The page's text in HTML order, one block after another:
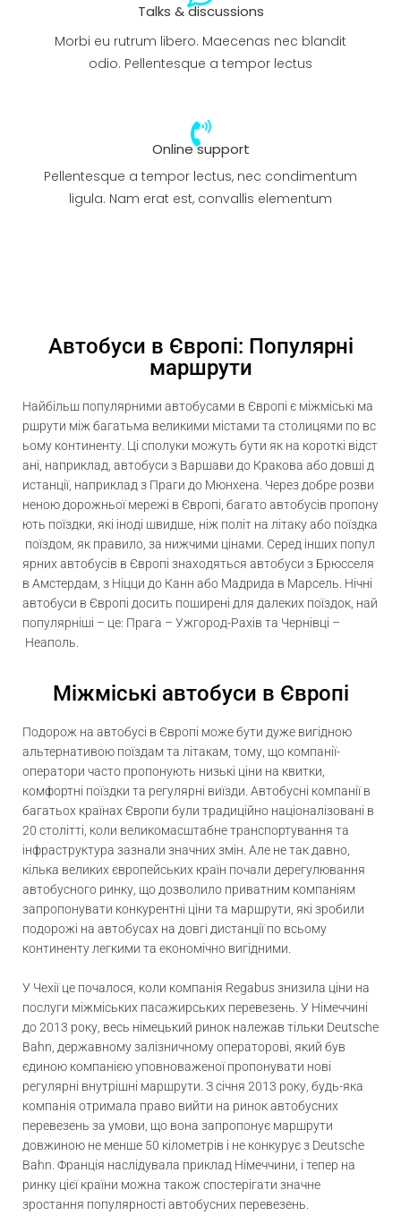
Talks & discussions
Morbi eu rutrum libero. Maecenas nec blandit
odio. Pellentesque a tempor lectus
Online support
Pellentesque a tempor lectus, nec condimentum
ligula. Nam erat est, convallis elementum
Автобуси в Європі: Популярні
маршрути
Найбільш популярними автобусами в Європі є міжміські ма
ршрути між багатьма великими містами та столицями по вс
ьому континенту Ці сполуки можуть бути як на короткі відст
ані наприклад автобуси з Варшави до Кракова або довші д
истанції, наприклад з Праги до Мюнхена Через добре розви
неною дорожньої мережі в Європі багатоавтобусів пропону
ють поїздки які іноді швидше ніж політ на літакуабо поїздка
поїздом як правило за нижчими цінами Серед інших попул
ярних автобусів в Європі знаходяться автобуси з Брюсселя
в Амстердам з Ніцци до Канн або Мадрида в Марсель Нічні
автобуси в Європі досить поширені для далеких поїздок най
популярніші – це: Прага – Ужгород-Рахів та Чернівці –
Неаполь
Міжміські автобуси в Європі
Подорож на автобусі в Європі може бути дуже вигідною
альтернативою поїздам та літакам, тому, що компанії-
оператори часто пропонують низькі ціни на квитки,
комфортні поїздки та регулярні виїзди. Автобусні компанії в
багатьох країнах Європи були традиційно націоналізовані в
20 столітті, коли великомасштабне транспортування та
інфраструктура зазнали значних змін. Але не так давно,
кілька великих європейських країн почали дерегулювання
автобусного ринку, що дозволило приватним компаніям
запропонувати конкурентні ціни та маршрути, які зробили
подорожі на автобусах на довгі дистанції по всьому
континенту легкими та економічно вигідними.
У Чехії це почалося, коли компанія Regabus знизила ціни на
послуги міжміських пасажирських перевезень. У Німеччині
до 2013 року, весь німецький ринок належав тільки Deutsche
Bahn, державному залізничному операторові, який був
єдиною компанією уповноваженої пропонувати нові
регулярні внутрішні маршрути. З січня 2013 року, будь-яка
компанія отримала право вийти на ринок автобусних
перевезень за умови, що вона запропонує маршрути
довжиною не менше 50 кілометрів і не конкурує з Deutsche
Bahn. Франція наслідувала приклад Німеччини, і тепер на
ринку цієї країни можна також спостерігати значне
зростання популярності автобусних перевезень.